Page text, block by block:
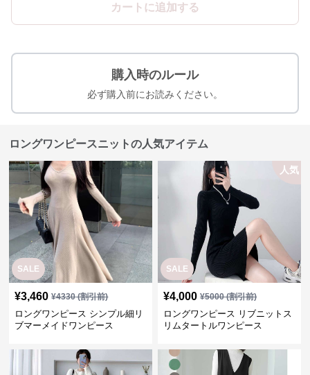
カートに追加する
購入時のルール
必ず購入前にお読みください。
ロングワンピースニットの人気アイテム
SALE
¥3,460 ¥4330(割引前)
ロングワンピース シンプル細リ
ブマーメイドワンピース
SALE
人気
¥4,000 ¥5000(割引前)
ロングワンピース リブニットス
リムタートルワンピース